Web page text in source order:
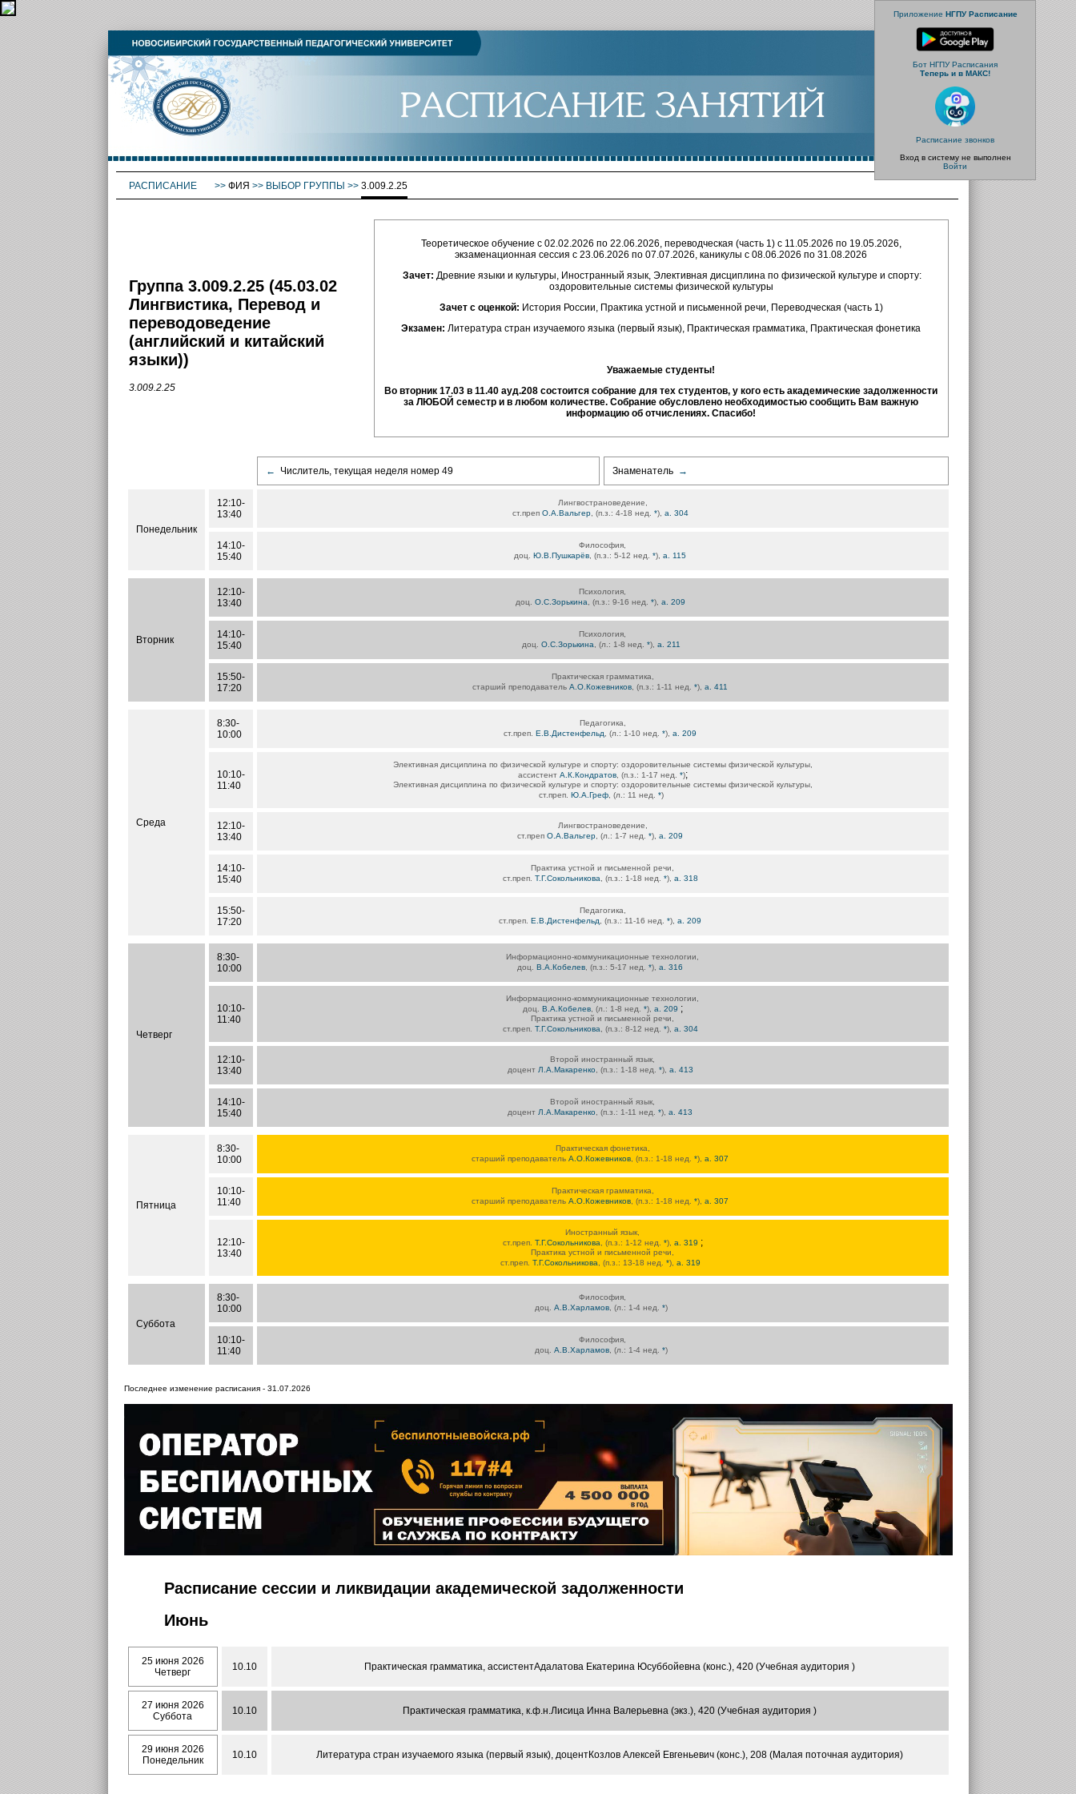
Приложение НГПУ Расписание
Бот НГПУ Расписания
Теперь и в МАКС!
Расписание звонков
Вход в систему не выполнен
Войти
РАСПИСАНИЕ >> ФИЯ >> ВЫБОР ГРУППЫ >> 3.009.2.25
Группа 3.009.2.25 (45.03.02
Лингвистика, Перевод и
переводоведение
(английский и китайский
языки))
3.009.2.25
Теоретическое обучение с 02.02.2026 по 22.06.2026, переводческая (часть 1) с 11.05.2026 по 19.05.2026,
экзаменационная сессия с 23.06.2026 по 07.07.2026, каникулы с 08.06.2026 по 31.08.2026
Зачет: Древние языки и культуры, Иностранный язык, Элективная дисциплина по физической культуре и спорту:
оздоровительные системы физической культуры
Зачет с оценкой: История России, Практика устной и письменной речи, Переводческая (часть 1)
Экзамен: Литература стран изучаемого языка (первый язык), Практическая грамматика, Практическая фонетика
Уважаемые студенты!
Во вторник 17.03 в 11.40 ауд.208 состоится собрание для тех студентов, у кого есть академические задолженности
за ЛЮБОЙ семестр и в любом количестве. Собрание обусловлено необходимостью сообщить Вам важную
информацию об отчислениях. Спасибо!
← Числитель, текущая неделя номер 49 Знаменатель →
Понедельник
12:10-
13:40
Лингвострановедение,
ст.преп О.А.Вальгер, (п.з.: 4-18 нед. *), а. 304
14:10-
15:40
Философия,
доц. Ю.В.Пушкарёв , (п.з.: 5-12 нед. *), а. 115
Вторник
12:10-
13:40
Психология,
доц. О.С.Зорькина , (п.з.: 9-16 нед. *), а. 209
14:10-
15:40
Психология,
доц. О.С.Зорькина , (л.: 1-8 нед. *), а. 211
15:50-
17:20
Практическая грамматика,
старший преподаватель А.О.Кожевников , (п.з.: 1-11 нед. *), а. 411
Среда
8:30-
10:00
Педагогика,
ст.преп. Е.В.Дистенфельд , (л.: 1-10 нед. *), а. 209
10:10-
11:40
Элективная дисциплина по физической культуре и спорту: оздоровительные системы физической культуры,
ассистент А.К.Кондратов, (п.з.: 1-17 нед. *);
Элективная дисциплина по физической культуре и спорту: оздоровительные системы физической культуры,
ст.преп. Ю.А.Греф , (л.: 11 нед. *)
12:10-
13:40
Лингвострановедение,
ст.преп О.А.Вальгер , (л.: 1-7 нед. *), а. 209
14:10-
15:40
Практика устной и письменной речи,
ст.преп. Т.Г.Сокольникова , (п.з.: 1-18 нед. *), а. 318
15:50-
17:20
Педагогика,
ст.преп. Е.В.Дистенфельд , (п.з.: 11-16 нед. *), а. 209
Четверг
8:30-
10:00
Информационно-коммуникационные технологии,
доц. В.А.Кобелев , (п.з.: 5-17 нед. *), а. 316
10:10-
11:40
Информационно-коммуникационные технологии,
доц. В.А.Кобелев, (л.: 1-8 нед. *), а. 209 ;
Практика устной и письменной речи,
ст.преп. Т.Г.Сокольникова , (п.з.: 8-12 нед. *), а. 304
12:10-
13:40
Второй иностранный язык,
доцент Л.А.Макаренко , (п.з.: 1-18 нед. *), а. 413
14:10-
15:40
Второй иностранный язык,
доцент Л.А.Макаренко , (п.з.: 1-11 нед. *), а. 413
Пятница
8:30-
10:00
Практическая фонетика,
старший преподаватель А.О.Кожевников , (п.з.: 1-18 нед. *), а. 307
10:10-
11:40
Практическая грамматика,
старший преподаватель А.О.Кожевников , (п.з.: 1-18 нед. *), а. 307
12:10-
13:40
Иностранный язык,
ст.преп. Т.Г.Сокольникова , (п.з.: 1-12 нед. *), а. 319 ;
Практика устной и письменной речи,
ст.преп. Т.Г.Сокольникова , (п.з.: 13-18 нед. *), а. 319
Суббота
8:30-
10:00
Философия,
доц. А.В.Харламов , (л.: 1-4 нед. *)
10:10-
11:40
Философия,
доц. А.В.Харламов , (л.: 1-4 нед. *)
Последнее изменение расписания - 31.07.2026
Расписание сессии и ликвидации академической задолженности
Июнь
25 июня 2026
Четверг
10.10 Практическая грамматика, ассистентАдалатова Екатерина Юсуббойевна (конс.), 420 (Учебная аудитория )
27 июня 2026
Суббота
10.10 Практическая грамматика, к.ф.н.Лисица Инна Валерьевна (экз.), 420 (Учебная аудитория )
29 июня 2026
Понедельник
10.10 Литература стран изучаемого языка (первый язык), доцентКозлов Алексей Евгеньевич (конс.), 208 (Малая поточная аудитория)